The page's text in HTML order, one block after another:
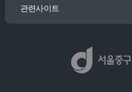
관련사이트